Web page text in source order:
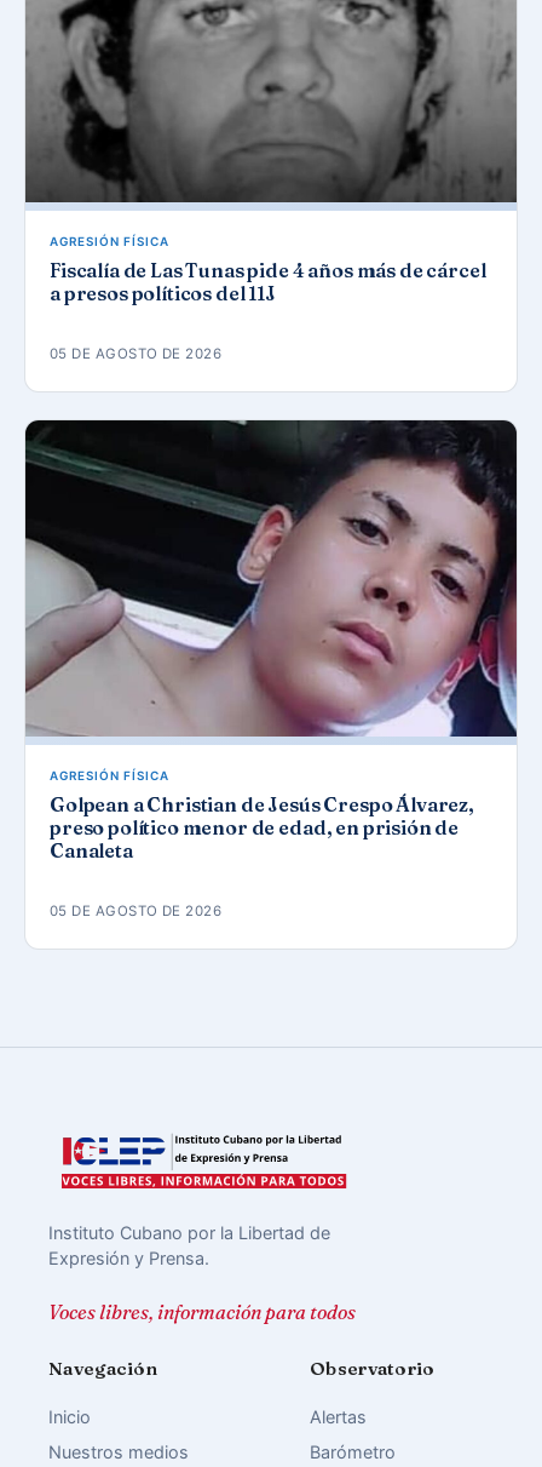
AGRESIÓN FÍSICA
Fiscalía de Las Tunas pide 4 años más de cárcel
a presos políticos del 11J
05 DE AGOSTO DE 2026
AGRESIÓN FÍSICA
Golpean a Christian de Jesús Crespo Álvarez,
preso político menor de edad, en prisión de
Canaleta
05 DE AGOSTO DE 2026
Instituto Cubano por la Libertad de
Expresión y Prensa.
Voces libres, información para todos
Navegación
Inicio
Nuestros medios
Observatorio
Alertas
Barómetro